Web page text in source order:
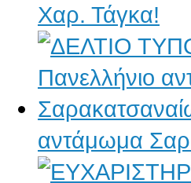
Χαρ. Τάγκα!
αντάμωμα